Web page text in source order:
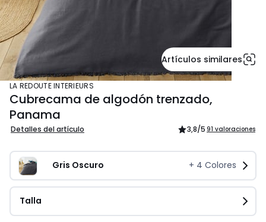
Artículos similares
LA REDOUTE INTERIEURS
Cubrecama de algodón trenzado,
Panama
Detalles del artículo 3,8/5 91 valoraciones
Gris Oscuro + 4 Colores
Talla